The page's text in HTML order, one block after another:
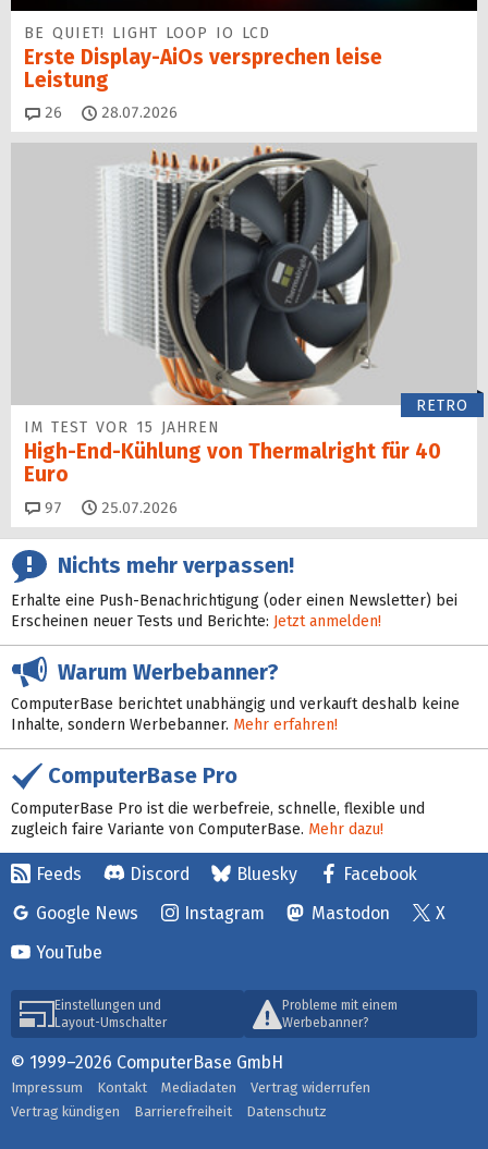
BE QUIET! LIGHT LOOP IO LCD
Erste Display-AiOs versprechen leise
Leistung
26 Kommentare
28.07.2026
RETRO
IM TEST VOR 15 JAHREN
High-End-Kühlung von Thermalright für 40
Euro
97 Kommentare
25.07.2026
Nichts mehr verpassen!
Erhalte eine Push-Benachrichtigung (oder einen Newsletter) bei
Erscheinen neuer Tests und Berichte: Jetzt anmelden!
Warum Werbebanner?
ComputerBase berichtet unabhängig und verkauft deshalb keine
Inhalte, sondern Werbebanner. Mehr erfahren!
ComputerBase Pro
ComputerBase Pro ist die werbefreie, schnelle, flexible und
zugleich faire Variante von ComputerBase. Mehr dazu!
Feeds Discord Bluesky
Facebook
Google News
Instagram Mastodon
X
YouTube
Einstellungen und
Layout-Umschalter
Probleme mit einem
Werbebanner?
© 1999–2026 ComputerBase GmbH
Impressum Kontakt Mediadaten
Vertrag widerrufen
Vertrag kündigen
Barrierefreiheit Datenschutz